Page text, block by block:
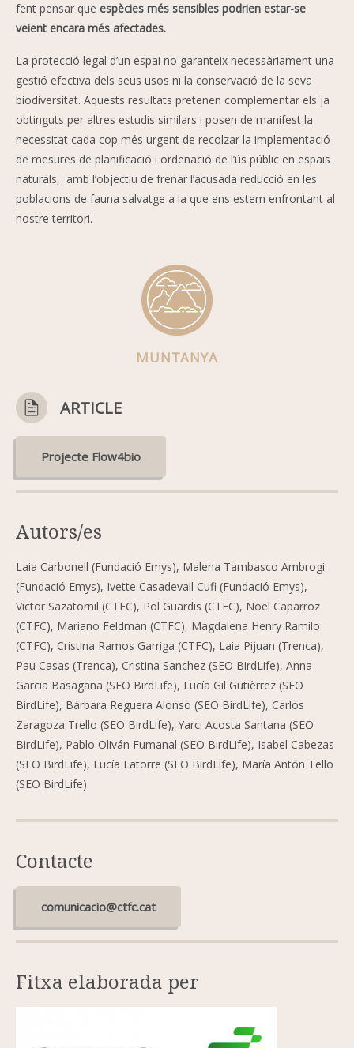
MUNTANYA
ARTICLE
Projecte Flow4bio
Autors/es
Laia Carbonell (Fundació Emys), Malena Tambasco Ambrogi
(Fundació Emys), Ivette Casadevall Cufi (Fundació Emys),
Victor Sazatornil (CTFC), Pol Guardis (CTFC), Noel Caparroz
(CTFC), Mariano Feldman (CTFC), Magdalena Henry Ramilo
(CTFC), Cristina Ramos Garriga (CTFC), Laia Pijuan (Trenca),
Pau Casas (Trenca), Cristina Sanchez (SEO BirdLife), Anna
Garcia Basagaña (SEO BirdLife), Lucía Gil Gutièrrez (SEO
BirdLife), Bárbara Reguera Alonso (SEO BirdLife), Carlos
Zaragoza Trello (SEO BirdLife), Yarci Acosta Santana (SEO
BirdLife), Pablo Oliván Fumanal (SEO BirdLife), Isabel Cabezas
(SEO BirdLife), Lucía Latorre (SEO BirdLife), María Antón Tello
(SEO BirdLife)
Contacte
comunicacio@ctfc.cat
Fitxa elaborada per
fent pensar que espècies més sensibles podrien estar-se
veient encara més afectades.
La protecció legal d’un espai no garanteix necessàriament una
gestió efectiva dels seus usos ni la conservació de la seva
biodiversitat. Aquests resultats pretenen complementar els ja
obtinguts per altres estudis similars i posen de manifest la
necessitat cada cop més urgent de recolzar la implementació
de mesures de planificació i ordenació de l’ús públic en espais
naturals, amb l’objectiu de frenar l’acusada reducció en les
poblacions de fauna salvatge a la que ens estem enfrontant al
nostre territori.